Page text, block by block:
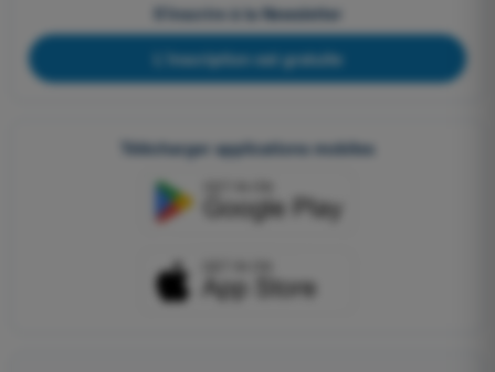
S'inscrire à la Newsletter
L'inscription est gratuite
Télécharger applications mobiles